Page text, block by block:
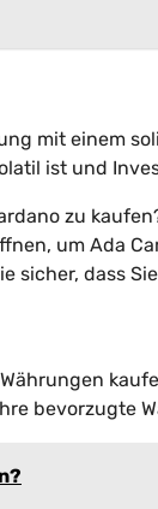
mit einem
ist und
zu
um Ada
dass
bevorzugte